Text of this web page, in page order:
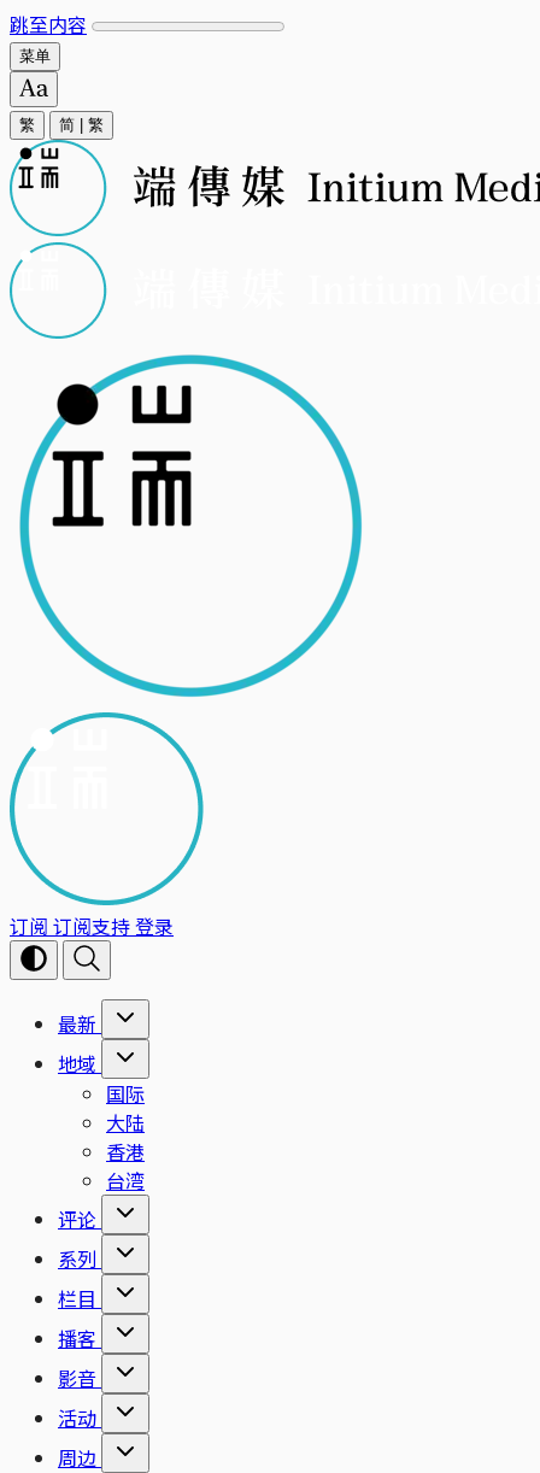
跳至内容
菜单
繁 简 繁
订阅 订阅支持登录
最新
地域
国际
大陆
香港
台湾
评论
系列
栏目
播客
影音
活动
周边